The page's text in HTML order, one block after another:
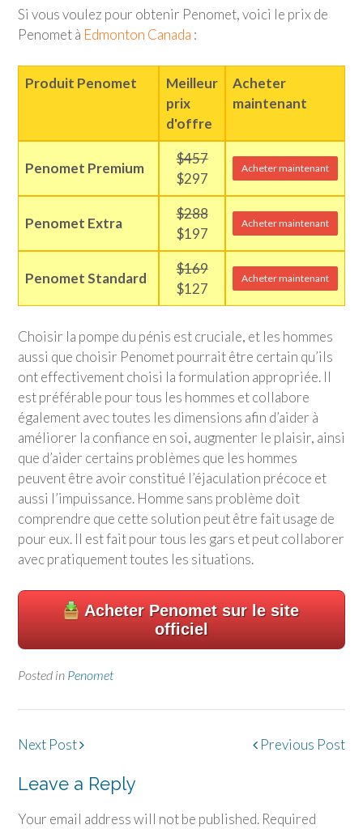
Si vous voulez pour obtenir Penomet, voici le prix de
Penomet à Edmonton Canada :
Produit Penomet
Meilleur
prix
d'offre
Acheter
maintenant
Penomet Premium
$457
$297
Acheter maintenant
Penomet Extra
$288
$197
Acheter maintenant
Penomet Standard
$169
$127
Acheter maintenant
Choisir la pompe du pénis est cruciale, et les hommes
aussi que choisir Penomet pourrait être certain qu’ils
ont effectivement choisi la formulation appropriée. Il
est préférable pour tous les hommes et collabore
également avec toutes les dimensions afin d’aider à
améliorer la confiance en soi, augmenter le plaisir, ainsi
que d’aider certains problèmes que les hommes
peuvent être avoir constitué l’éjaculation précoce et
aussi l’impuissance. Homme sans problème doit
comprendre que cette solution peut être fait usage de
pour eux. Il est fait pour tous les gars et peut collaborer
avec pratiquement toutes les situations.
Acheter Penomet sur le site
officiel
Posted in Penomet
Post
Previous Post
Next Post
Leave a Reply
Your email address will not be published. Required